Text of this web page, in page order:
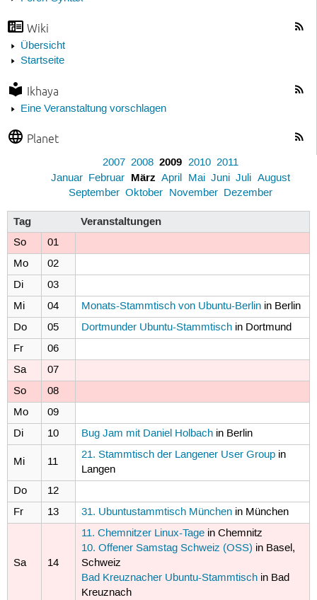
Wiki
Übersicht
Startseite
Ikhaya
Eine Veranstaltung vorschlagen
Planet
2007 2008 2009 2010 2011
Januar Februar März April Mai Juni Juli August
September Oktober November Dezember
Tag Veranstaltungen
So
01
Mo
02
Di
03
Mi
04 Monats-Stammtisch von Ubuntu-Berlin in Berlin
Do
05 Dortmunder Ubuntu-Stammtisch in Dortmund
Fr
06
Sa
07
So
08
Mo
09
Di
10 Bug Jam mit Daniel Holbach in Berlin
Mi 11
21. Stammtisch der Langener User Group in
Langen
Do
12
Fr
13 31. Ubuntustammtisch München in München
Sa 14
11. Chemnitzer Linux-Tage in Chemnitz
10. Offener Samstag Schweiz (OSS) in Basel,
Schweiz
Bad Kreuznacher Ubuntu-Stammtisch in Bad
Kreuznach